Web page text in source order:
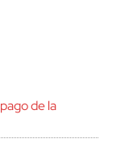
de la